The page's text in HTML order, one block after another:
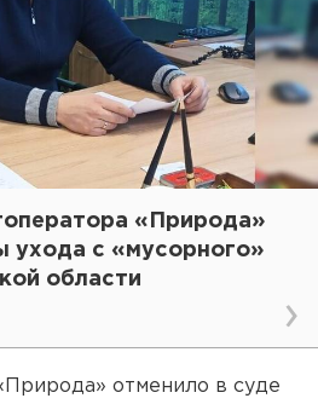
«Природа»
ухода с «мусорного»
области
отменило в суде